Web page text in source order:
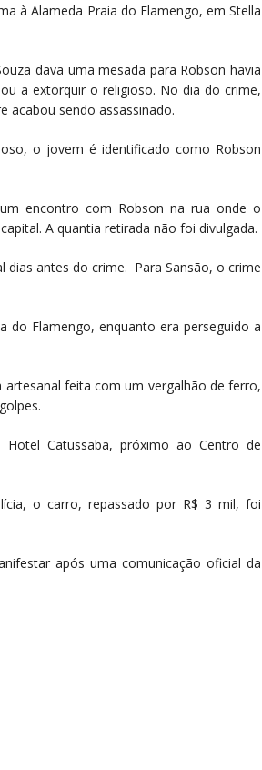
à Alameda Praia do Flamengo, em Stella
dava uma mesada para Robson havia
a extorquir o religioso. No dia do crime,
acabou sendo assassinado.
o jovem é identificado como Robson
encontro com Robson na rua onde o
A quantia retirada não foi divulgada.
antes do crime. Para Sansão, o crime
do Flamengo, enquanto era perseguido a
feita com um vergalhão de ferro,
Catussaba, próximo ao Centro de
o carro, repassado por R$ 3 mil, foi
após uma comunicação oficial da